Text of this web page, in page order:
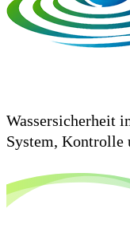
Wassersicherheit
System, Kontrolle